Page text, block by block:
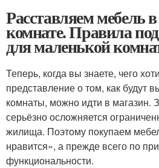
Расставляем мебель
комнате. Правила
для маленькой
Теперь, когда вы знаете, чего
представление о том, как будут
комнаты, можно идти в магазин.
серьёзно осложняется
жилища. Поэтому покупаем
нравится», а прежде всего по
функциональности.